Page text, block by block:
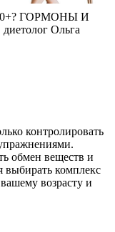
ГОРМОНЫ И
Ольга
контролировать
обмен веществ и
выбирать комплекс
возрасту и